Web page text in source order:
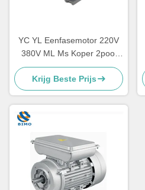
YC YL Eenfasemotor 220V
380V ML Ms Koper 2pool
4pool 2.2kw 1.5kw 1.1kw
0.75kw 3kw
Krijg Beste Prijs